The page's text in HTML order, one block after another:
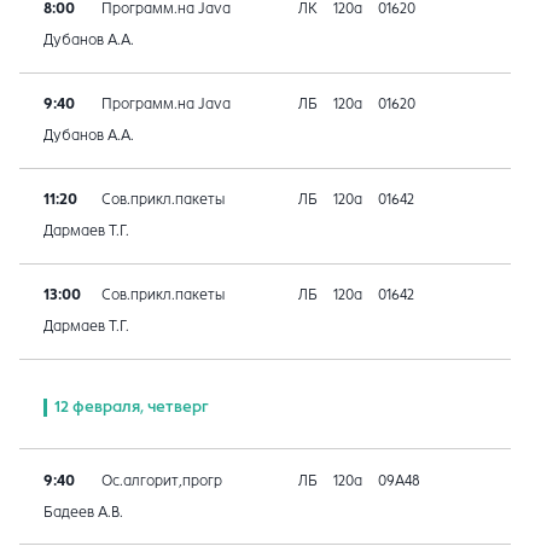
8:00 Программ.на Java ЛК 120а 01620
Дубанов А.А.
9:40 Программ.на Java ЛБ 120а 01620
Дубанов А.А.
11:20 Сов.прикл.пакеты ЛБ 120а 01642
Дармаев Т.Г.
13:00 Сов.прикл.пакеты ЛБ 120а 01642
Дармаев Т.Г.
12 февраля, четверг
9:40 Ос.алгорит,прогр ЛБ 120а 09A48
Бадеев А.В.